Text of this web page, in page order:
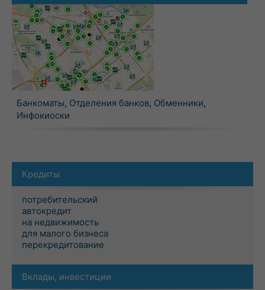
Банкоматы, Отделения банков, Обменники,
Инфокиоски
Кредиты
потребительский
автокредит
на недвижимость
для малого бизнеса
перекредитование
Вклады, инвестиции